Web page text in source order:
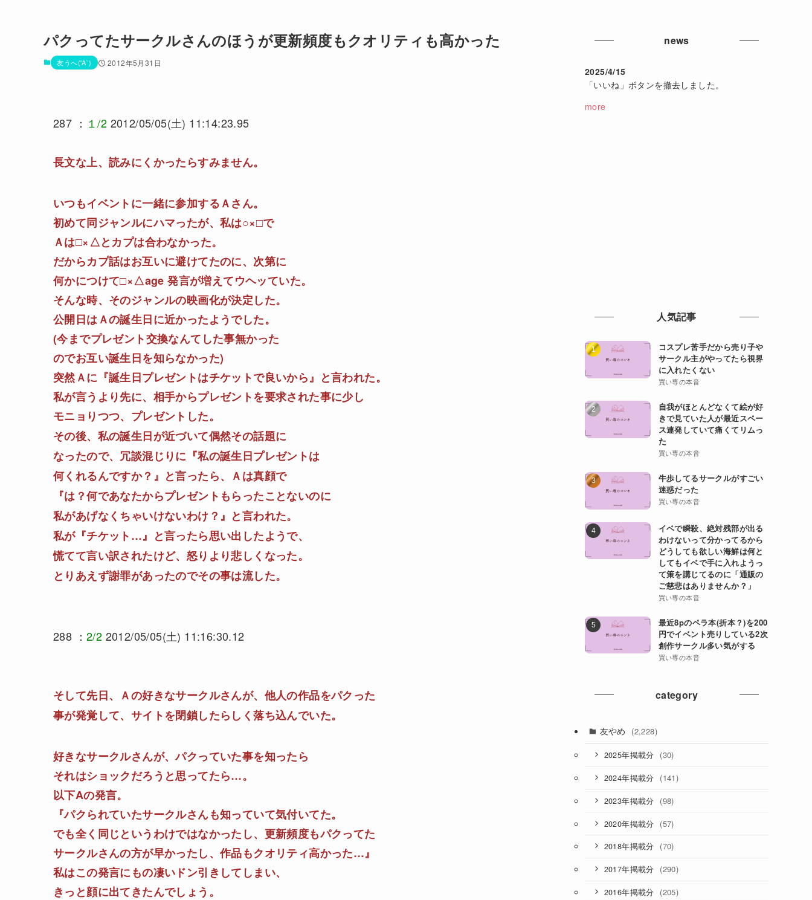
パクってたサークルさんのほうが更新頻度もクオリティも高かった
友うへ('A`) 2012年5月31日
287 ： １/2 2012/05/05(土) 11:14:23.95
長文な上、読みにくかったらすみません。
いつもイベントに一緒に参加するＡさん。
初めて同ジャンルにハマったが、私は○×□で
Ａは□×△とカプは合わなかった。
だからカプ話はお互いに避けてたのに、次第に
何かにつけて□×△age 発言が増えてウヘッていた。
そんな時、そのジャンルの映画化が決定した。
公開日はＡの誕生日に近かったようでした。
(今までプレゼント交換なんてした事無かった
のでお互い誕生日を知らなかった)
突然Ａに『誕生日プレゼントはチケットで良いから』と言われた。
私が言うより先に、相手からプレゼントを要求された事に少し
モニョりつつ、プレゼントした。
その後、私の誕生日が近づいて偶然その話題に
なったので、冗談混じりに『私の誕生日プレゼントは
何くれるんですか？』と言ったら、Ａは真顔で
『は？何であなたからプレゼントもらったことないのに
私があげなくちゃいけないわけ？』と言われた。
私が『チケット…』と言ったら思い出したようで、
慌てて言い訳されたけど、怒りより悲しくなった。
とりあえず謝罪があったのでその事は流した。
288 ： 2/2 2012/05/05(土) 11:16:30.12
そして先日、Ａの好きなサークルさんが、他人の作品をパクった
事が発覚して、サイトを閉鎖したらしく落ち込んでいた。
好きなサークルさんが、パクっていた事を知ったら
それはショックだろうと思ってたら…。
以下Aの発言。
『パクられていたサークルさんも知っていて気付いてた。
でも全く同じというわけではなかったし、更新頻度もパクってた
サークルさんの方が早かったし、作品もクオリティ高かった…』
私はこの発言にもの凄いドン引きしてしまい、
きっと顔に出てきたんでしょう。
news
2025/4/15
「いいね」ボタンを撤去しました。
more
人気記事
コスプレ苦手だから売り子や
サークル主がやってたら視界
に入れたくない
買い専の本音
自我がほとんどなくて絵が好
きで見ていた人が最近スペー
ス連発していて痛くてリムっ
た
買い専の本音
牛歩してるサークルがすごい
迷惑だった
買い専の本音
イベで瞬殺、絶対残部が出る
わけないって分かってるから
どうしても欲しい海鮮は何と
してもイベで手に入れようっ
て策を講じてるのに「通販の
ご慈悲はありませんか？」
買い専の本音
最近8pのペラ本(折本？)を200
円でイベント売りしている2次
創作サークル多い気がする
買い専の本音
category
友やめ (2,228)
2025年掲載分 (30)
2024年掲載分 (141)
2023年掲載分 (98)
2020年掲載分 (57)
2018年掲載分 (70)
2017年掲載分 (290)
2016年掲載分 (205)